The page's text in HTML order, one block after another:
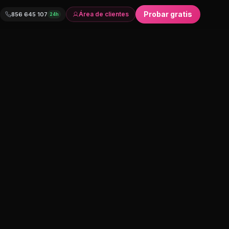
856 645 107 24h Área de clientes Probar gratis